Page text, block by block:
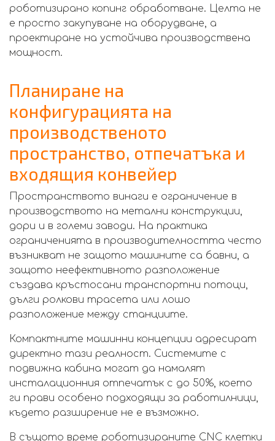
роботизирано копинг обработване. Целта не
е просто закупуване на оборудване, а
проектиране на устойчива производствена
мощност.
Планиране на
конфигурацията на
производственото
пространство, отпечатъка и
входящия конвейер
Пространството винаги е ограничение в
производството на метални конструкции,
дори и в големи заводи. На практика
ограниченията в производителността често
възникват не защото машините са бавни, а
защото неефективното разположение
създава кръстосани транспортни потоци,
дълги ролкови трасета или лошо
разположение между станциите.
Компактните машинни концепции адресират
директно тази реалност. Системите с
подвижна кабина могат да намалят
инсталационния отпечатък с до 50%, което
ги прави особено подходящи за работилници,
където разширение не е възможно.
В същото време роботизираните CNC клетки